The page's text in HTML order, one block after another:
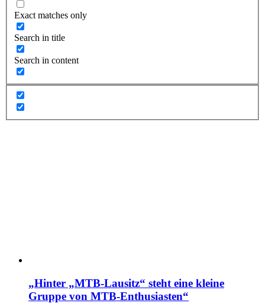
Exact matches only
Search in title
Search in content
„Hinter „MTB-Lausitz“ steht eine kleine
Gruppe von MTB-Enthusiasten“